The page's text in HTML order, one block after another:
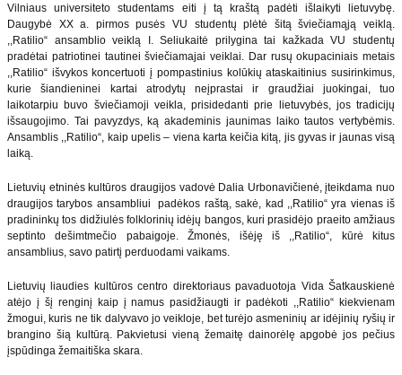
Vilniaus universiteto studentams eiti į tą kraštą padėti išlaikyti lietuvybę.
Daugybė XX a. pirmos pusės VU studentų plėtė šitą šviečiamąją veiklą.
,,Ratilio“ ansamblio veiklą I. Seliukaitė prilygina tai kažkada VU studentų
pradėtai patriotinei tautinei šviečiamajai veiklai. Dar rusų okupaciniais metais
,,Ratilio“ išvykos koncertuoti į pompastinius kolūkių ataskaitinius susirinkimus,
kurie šiandieninei kartai atrodytų neįprastai ir graudžiai juokingai, tuo
laikotarpiu buvo šviečiamoji veikla, prisidedanti prie lietuvybės, jos tradicijų
išsaugojimo. Tai pavyzdys, ką akademinis jaunimas laiko tautos vertybėmis.
Ansamblis ,,Ratilio“, kaip upelis – viena karta keičia kitą, jis gyvas ir jaunas visą
laiką.
Lietuvių etninės kultūros draugijos vadovė Dalia Urbonavičienė, įteikdama nuo
draugijos tarybos ansambliui padėkos raštą, sakė, kad ,,Ratilio“ yra vienas iš
pradininkų tos didžiulės folklorinių idėjų bangos, kuri prasidėjo praeito amžiaus
septinto dešimtmečio pabaigoje. Žmonės, išėję iš ,,Ratilio“, kūrė kitus
ansamblius, savo patirtį perduodami vaikams.
Lietuvių liaudies kultūros centro direktoriaus pavaduotoja Vida Šatkauskienė
atėjo į šį renginį kaip į namus pasidžiaugti ir padėkoti ,,Ratilio“ kiekvienam
žmogui, kuris ne tik dalyvavo jo veikloje, bet turėjo asmeninių ar idėjinių ryšių ir
brangino šią kultūrą. Pakvietusi vieną žemaitę dainorėlę apgobė jos pečius
įspūdinga žemaitiška skara.